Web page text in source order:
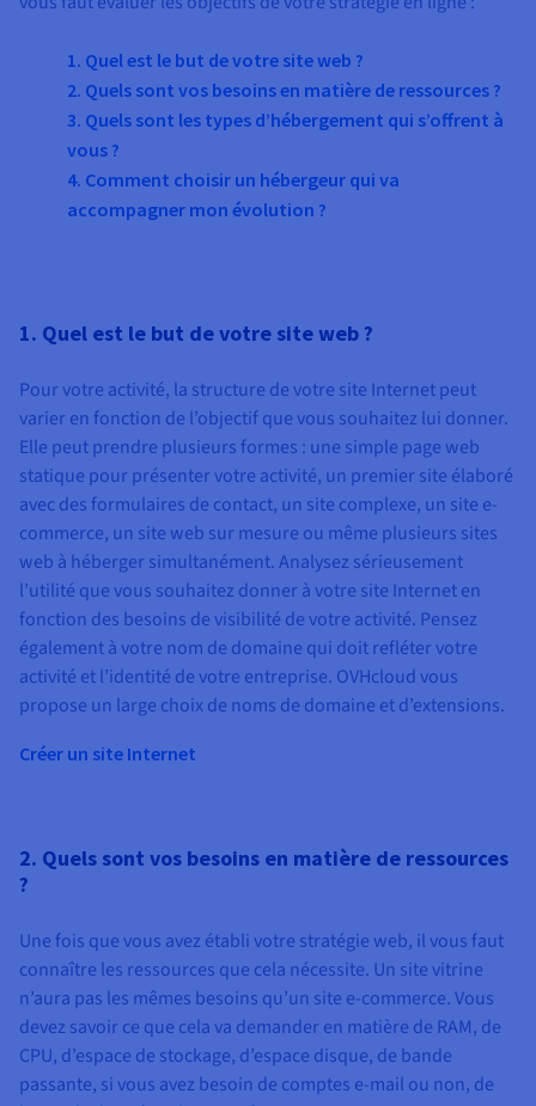
Disponibilités par régions
Documentation
Roadmap & Changelog
Roadmap & Changelog
1. Quel est le but de votre site web ?
2. Quels sont vos besoins en matière de ressources ?
3. Quels sont les types d’hébergement qui s’offrent à
vous ?
4. Comment choisir un hébergeur qui va
accompagner mon évolution ?
1. Quel est le but de votre site web ?
Pour votre activité, la structure de votre site Internet peut
varier en fonction de l’objectif que vous souhaitez lui donner.
Elle peut prendre plusieurs formes : une simple page web
statique pour présenter votre activité, un premier site élaboré
avec des formulaires de contact, un site complexe, un site e-
commerce, un site web sur mesure ou même plusieurs sites
web à héberger simultanément. Analysez sérieusement
l’utilité que vous souhaitez donner à votre site Internet en
fonction des besoins de visibilité de votre activité. Pensez
également à votre nom de domaine qui doit refléter votre
activité et l’identité de votre entreprise. OVHcloud vous
propose un large choix de noms de domaine et d’extensions.
Créer un site Internet
2. Quels sont vos besoins en matière de ressources
?
Une fois que vous avez établi votre stratégie web, il vous faut
connaître les ressources que cela nécessite. Un site vitrine
n’aura pas les mêmes besoins qu’un site e-commerce. Vous
devez savoir ce que cela va demander en matière de RAM, de
CPU, d’espace de stockage, d’espace disque, de bande
passante, si vous avez besoin de comptes e-mail ou non, de